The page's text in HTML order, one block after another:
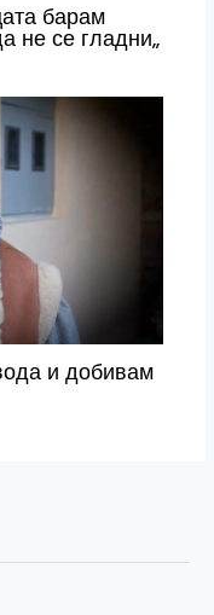
барам
не се гладни„
и добивам